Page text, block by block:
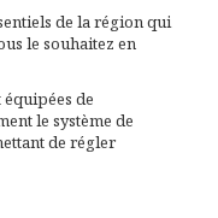
de la région qui
le souhaitez en
de
le système de
de régler